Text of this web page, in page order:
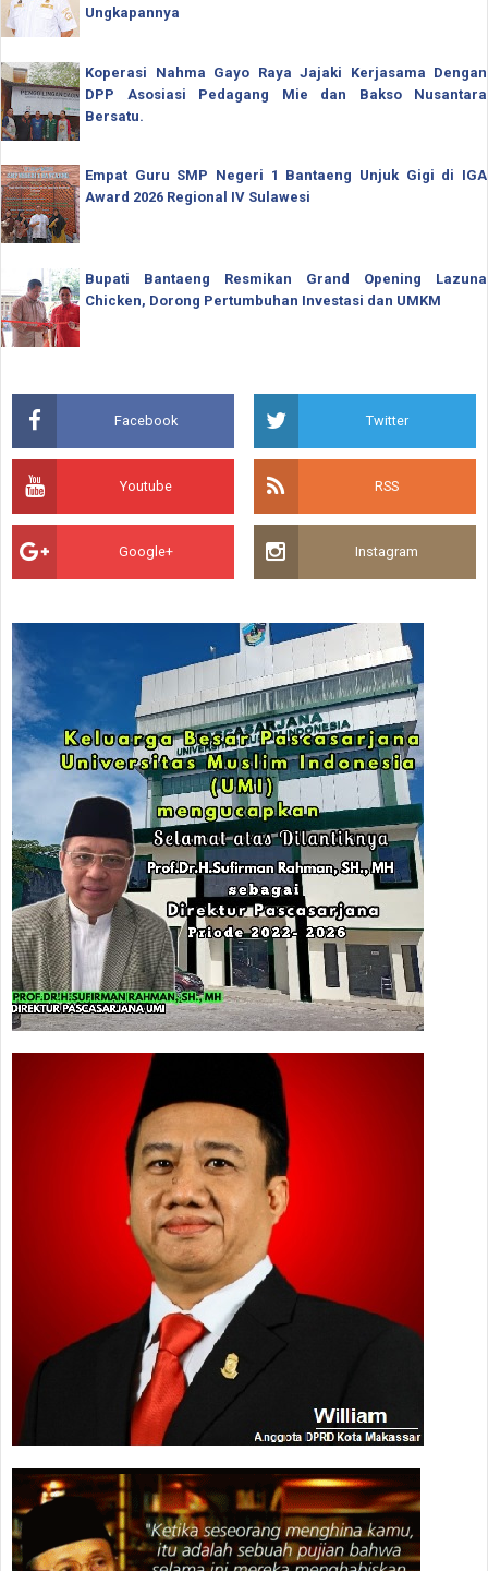
Ungkapannya
Koperasi Nahma Gayo Raya Jajaki Kerjasama Dengan
DPP Asosiasi Pedagang Mie dan Bakso Nusantara
Bersatu.
Empat Guru SMP Negeri 1 Bantaeng Unjuk Gigi di IGA
Award 2026 Regional IV Sulawesi
Bupati Bantaeng Resmikan Grand Opening Lazuna
Chicken, Dorong Pertumbuhan Investasi dan UMKM
Facebook Twitter
Youtube RSS
Google+ Instagram